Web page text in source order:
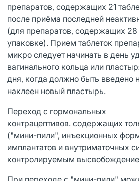
препаратов, содержащих 21
после приёма последней
(для препаратов, содержащих
упаковке). Прием таблеток
микро следует начинать в день
вагинального кольца или
дня, когда должно быть введено
наклеен новый пластырь.
Переход с гормональных
контрацептивов. содержащих
("мини-пили", инъекционных
имплантатов и внутриматочных
контролируемым